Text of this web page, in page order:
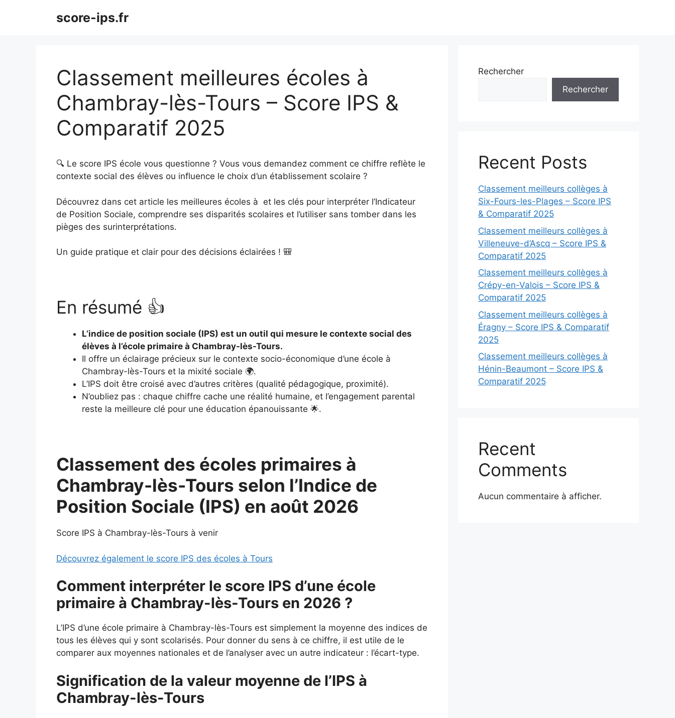
score-ips.fr
Classement meilleures écoles à
Chambray-lès-Tours – Score IPS &
Comparatif 2025
🔍 Le score IPS école vous questionne ? Vous vous demandez comment ce chiffre reflète le
contexte social des élèves ou influence le choix d’un établissement scolaire ?
Découvrez dans cet article les meilleures écoles à et les clés pour interpréter l’Indicateur
de Position Sociale, comprendre ses disparités scolaires et l’utiliser sans tomber dans les
pièges des surinterprétations.
Un guide pratique et clair pour des décisions éclairées ! 🎒
En résumé 👍
L’indice de position sociale (IPS) est un outil qui mesure le contexte social des
élèves à l’école primaire à Chambray-lès-Tours.
Il offre un éclairage précieux sur le contexte socio-économique d’une école à
Chambray-lès-Tours et la mixité sociale 🌍.
L’IPS doit être croisé avec d’autres critères (qualité pédagogique, proximité).
N’oubliez pas : chaque chiffre cache une réalité humaine, et l’engagement parental
reste la meilleure clé pour une éducation épanouissante 🌟.
Classement des écoles primaires à
Chambray-lès-Tours selon l’Indice de
Position Sociale (IPS) en août 2026
Score IPS à Chambray-lès-Tours à venir
Découvrez également le score IPS des écoles à Tours
Comment interpréter le score IPS d’une école
primaire à Chambray-lès-Tours en 2026 ?
L’IPS d’une école primaire à Chambray-lès-Tours est simplement la moyenne des indices de
tous les élèves qui y sont scolarisés. Pour donner du sens à ce chiffre, il est utile de le
comparer aux moyennes nationales et de l’analyser avec un autre indicateur : l’écart-type.
Signification de la valeur moyenne de l’IPS à
Chambray-lès-Tours
Rechercher
Rechercher
Recent Posts
Classement meilleurs collèges à
Six-Fours-les-Plages – Score IPS
& Comparatif 2025
Classement meilleurs collèges à
Villeneuve-d’Ascq – Score IPS &
Comparatif 2025
Classement meilleurs collèges à
Crépy-en-Valois – Score IPS &
Comparatif 2025
Classement meilleurs collèges à
Éragny – Score IPS & Comparatif
2025
Classement meilleurs collèges à
Hénin-Beaumont – Score IPS &
Comparatif 2025
Recent
Comments
Aucun commentaire à afficher.